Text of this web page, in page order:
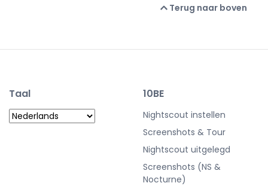
Terug naar boven
Taal 10BE
Nightscout instellen
Screenshots & Tour
Nightscout uitgelegd
Screenshots (NS &
Nocturne)